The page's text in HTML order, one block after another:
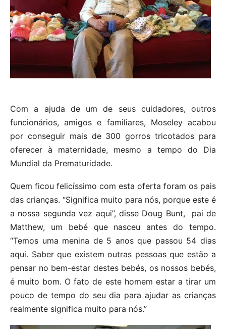
Com a ajuda de um de seus cuidadores, outros
funcionários, amigos e familiares, Moseley acabou
por conseguir mais de 300 gorros tricotados para
oferecer à maternidade, mesmo a tempo do Dia
Mundial da Prematuridade.
Quem ficou felicíssimo com esta oferta foram os pais
das crianças. “Significa muito para nós, porque este é
a nossa segunda vez aqui”, disse Doug Bunt, pai de
Matthew, um bebé que nasceu antes do tempo.
“Temos uma menina de 5 anos que passou 54 dias
aqui. Saber que existem outras pessoas que estão a
pensar no bem-estar destes bebés, os nossos bebés,
é muito bom. O fato de este homem estar a tirar um
pouco de tempo do seu dia para ajudar as crianças
realmente significa muito para nós.”